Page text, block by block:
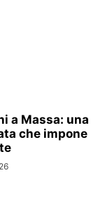
a Massa: una
che impone